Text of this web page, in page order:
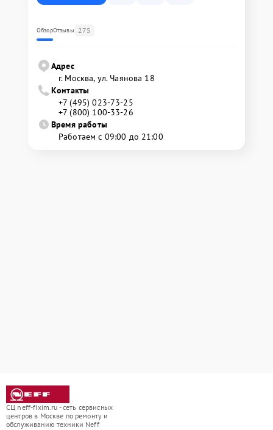
ОбзорОтзывы 275
Адрес
г. Москва, ул. Чаянова 18
Контакты
+7 (495) 023-73-25
+7 (800) 100-33-26
Время работы
Работаем с 09:00 до 21:00
СЦ neff-fixim.ru - сеть сервисных
центров в Москве по ремонту и
обслуживанию техники Neff